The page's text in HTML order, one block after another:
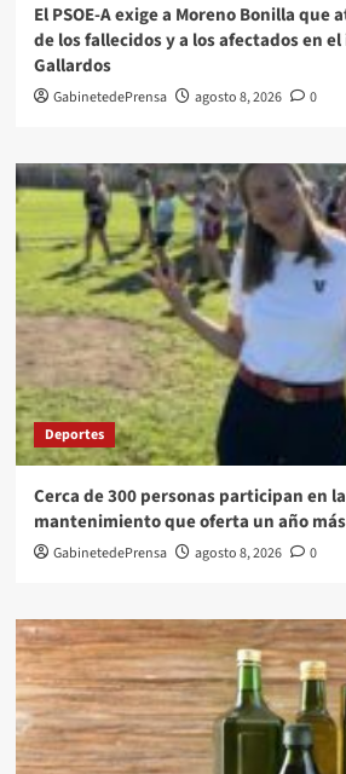
El PSOE-A exige a Moreno Bonilla que
de los fallecidos y a los afectados en
Gallardos
GabinetedePrensa agosto 8, 2026 0
Deportes
Cerca de 300 personas participan en
mantenimiento que oferta un año más
GabinetedePrensa agosto 8, 2026 0